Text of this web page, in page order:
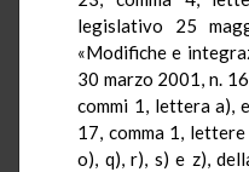
legislativo 25
«Modifiche e
30 marzo 2001, n.
commi 1, lettera a),
17, comma 1, lettere
o), q), r), s) e z),